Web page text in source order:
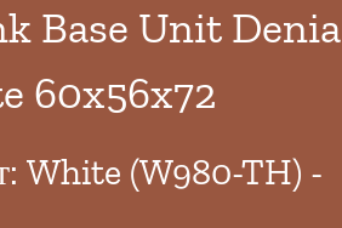
Base Unit Denia
60x56x72
White (W980-TH) -